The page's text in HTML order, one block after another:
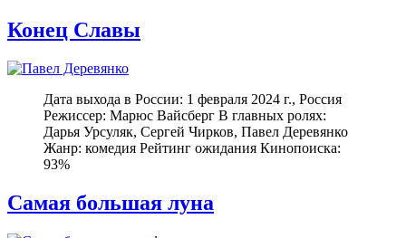
Конец Славы
Дата выхода в России: 1 февраля 2024 г., Россия
Режиссер: Марюс Вайсберг В главных ролях:
Дарья Урсуляк, Сергей Чирков, Павел Деревянко
Жанр: комедия Рейтинг ожидания Кинопоиска:
93%
Самая большая луна